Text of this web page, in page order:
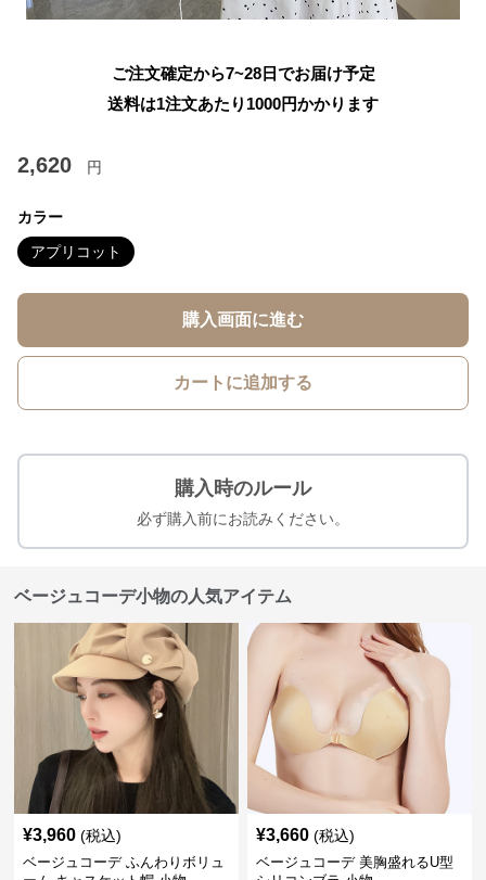
ご注文確定から7~28日でお届け予定
送料は1注文あたり 1000円かかります
2,620 円
カラー
アプリコット
購入画面に進む
カートに追加する
購入時のルール
必ず購入前にお読みください。
ベージュコーデ小物の人気アイテム
¥3,960 (税込)
ベージュコーデ ふんわりボリュ
¥3,660 (税込)
ベージュコーデ 美胸盛れるU型